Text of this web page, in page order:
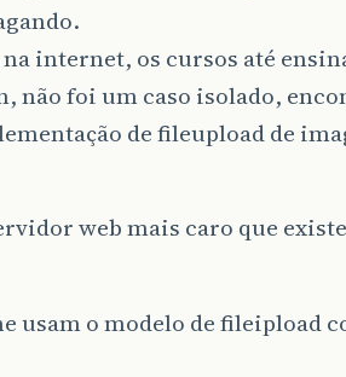
internet, os cursos até
não foi um caso isolado,
de fileupload de
web mais caro que
usam o modelo de fileipload